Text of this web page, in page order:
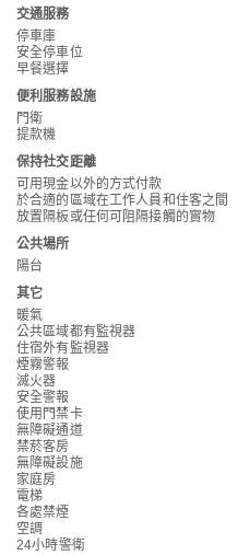
交通服務
停車庫
安全停車位
早餐選擇
便利服務設施
門衛
提款機
保持社交距離
可用現金以外的方式付款
於合適的區域在工作人員和住客之間
放置隔板或任何可阻隔接觸的實物
公共場所
陽台
其它
暖氣
公共區域都有監視器
住宿外有監視器
煙霧警報
滅火器
安全警報
使用門禁卡
無障礙通道
禁菸客房
無障礙設施
家庭房
電梯
各處禁煙
空調
24小時警衛